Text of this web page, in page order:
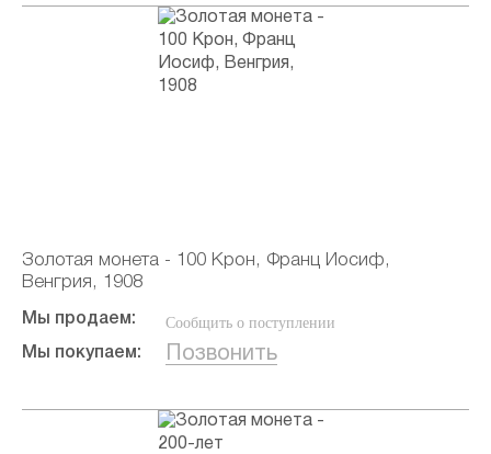
Золотая монета - 100 Крон, Франц Иосиф,
Венгрия, 1908
Мы продаем: Сообщить о поступлении
Мы покупаем: Позвонить